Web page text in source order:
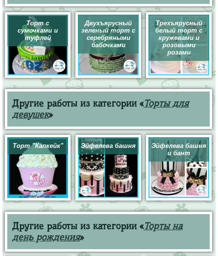
Торт с
сумочками и
туфлей
Двухъярусный
зеленый торт с
серебряными
бабочками
Трехъярусный
белый торт с
кружевами и
розовыми
розами
Другие работы из категории «Торты для
девушек»
Торт "Капкейк" Эйфелева башня
Эйфелева башня
и бант
Другие работы из категории «Торты на
день рождения»